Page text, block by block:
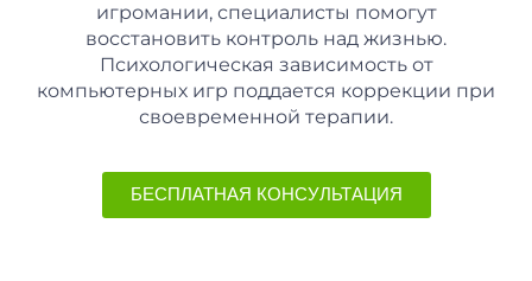
игромании, специалисты помогут
восстановить контроль над жизнью.
Психологическая зависимость от
компьютерных игр поддается коррекции при
своевременной терапии.
БЕСПЛАТНАЯ КОНСУЛЬТАЦИЯ